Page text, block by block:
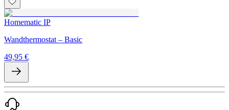
Homematic IP
Wandthermostat – Basic
49,95 €